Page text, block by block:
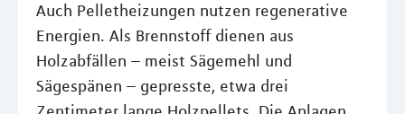
Auch Pelletheizungen nutzen regenerative
Energien. Als Brennstoff dienen aus
Holzabfällen – meist Sägemehl und
Sägespänen – gepresste, etwa drei